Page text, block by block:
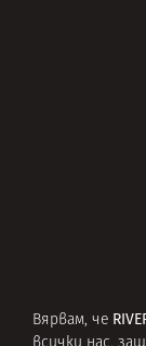
Вярвам, че